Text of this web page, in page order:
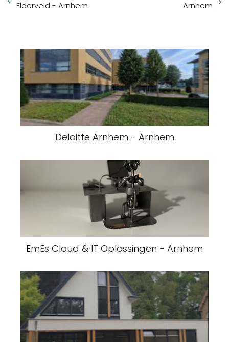
Elderveld - Arnhem Arnhem
Deloitte Arnhem - Arnhem
EmEs Cloud & IT Oplossingen - Arnhem